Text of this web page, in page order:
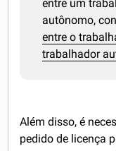
entre um
autônomo,
entre o
trabalhador
Além disso, é
pedido de licença